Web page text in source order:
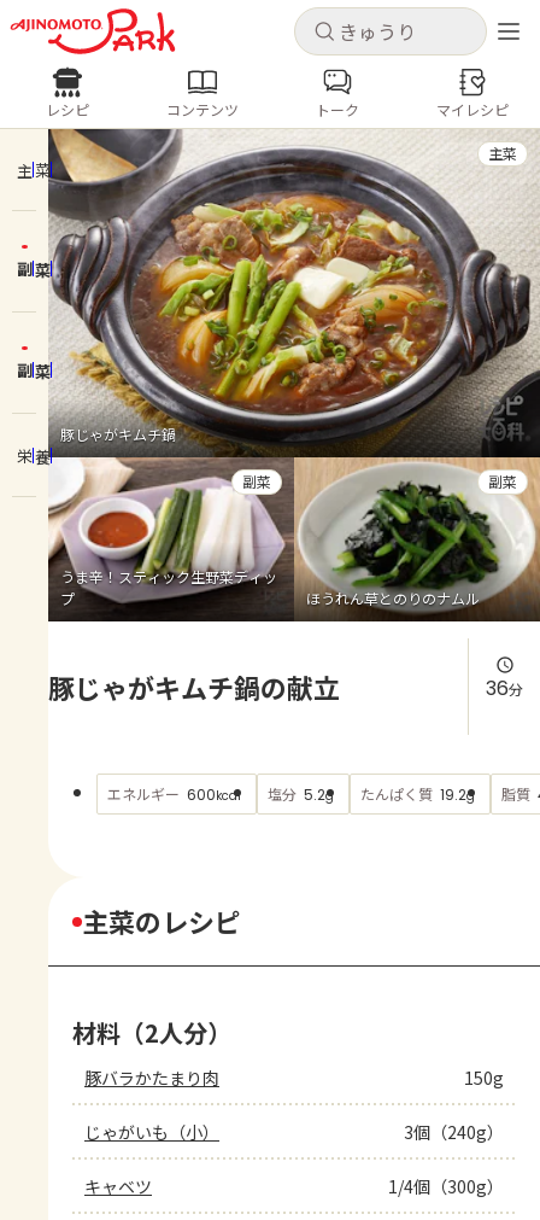
キャンセル
ログインするとレシピを保存できます
ログイン 新規登録
ホーム
コンテンツ
レシピ
トーク
よくあるお問い合わせ
お買い物
AJINOMOTO PARK とは
キャンセル
レシピ コンテンツ
人気の食材・レシピ
きゅうり なす トマト
とうもろこし
ピーマン
みょうが ゴーヤ
レシピ コンテンツ トーク マイレシピ
主菜
副菜
副菜
栄養
豚じゃがキムチ鍋
主菜
うま辛！スティック生野菜ディッ
プ
副菜
ほうれん草とのりのナムル
副菜
豚じゃがキムチ鍋の献立 36分
エネルギー 600kcal 塩分 5.2g たんぱく質 19.2g 脂質
主菜のレシピ
材料（2人分）
豚バラかたまり肉 150g
じゃがいも（小） 3個（240g）
キャベツ 1/4個（300g）